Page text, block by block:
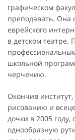
графическом
преподавать. Она
еврейского
в детском театре.
школьной
черчению.
Окончив
рисованию и
дочки в 2005
однообразную